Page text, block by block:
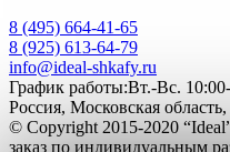
8 (495) 664-41-65
8 (925) 613-64-79
info@ideal-shkafy.ru
График работы:Вт.-Вс.
Россия, Московская
© Copyright 2015-2020
заказ по индивидуальным